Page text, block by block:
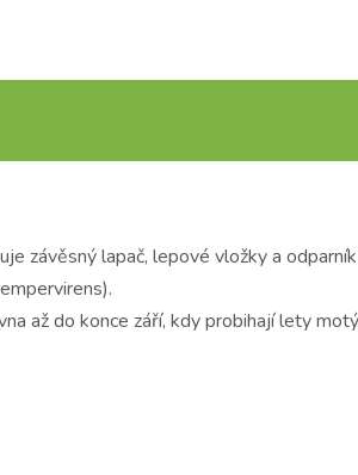
závěsný lapač, lepové vložky a
až do konce září, kdy probihají lety